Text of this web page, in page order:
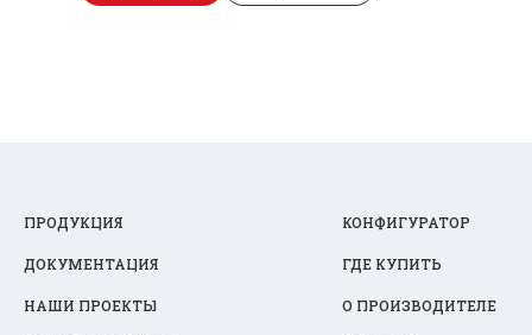
ПРОДУКЦИЯ КОНФИГУРАТОР
ДОКУМЕНТАЦИЯ ГДЕ КУПИТЬ
НАШИ ПРОЕКТЫ О ПРОИЗВОДИТЕЛЕ